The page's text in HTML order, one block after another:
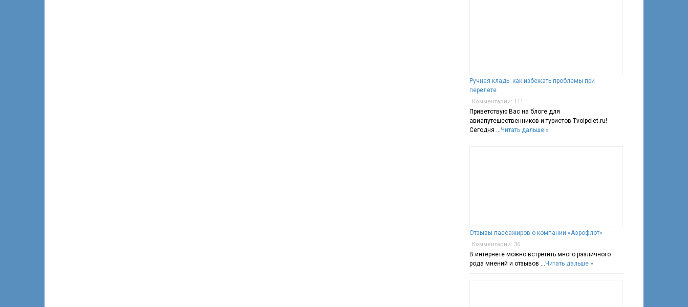
Ручная кладь: как избежать проблемы при
перелете
Комментарии: 111
Приветствую Вас на блоге для
авиапутешественников и туристов Tvoipolet.ru!
Сегодня …Читать дальше »
Отзывы пассажиров о компании «Аэрофлот»
Комментарии: 36
В интернете можно встретить много различного
рода мнений и отзывов …Читать дальше »